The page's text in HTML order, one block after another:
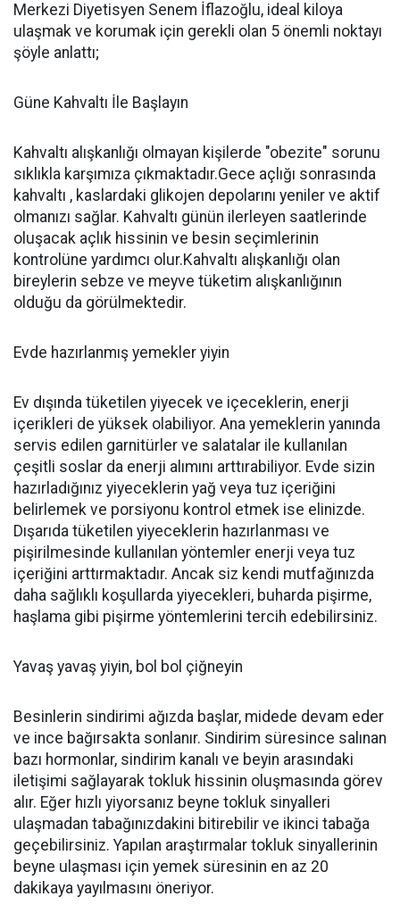
Merkezi Diyetisyen Senem İflazoğlu, ideal kiloya
ulaşmak ve korumak için gerekli olan 5 önemli noktayı
şöyle anlattı;
Güne Kahvaltı İle Başlayın
Kahvaltı alışkanlığı olmayan kişilerde "obezite" sorunu
sıklıkla karşımıza çıkmaktadır.Gece açlığı sonrasında
kahvaltı , kaslardaki glikojen depolarını yeniler ve aktif
olmanızı sağlar. Kahvaltı günün ilerleyen saatlerinde
oluşacak açlık hissinin ve besin seçimlerinin
kontrolüne yardımcı olur.Kahvaltı alışkanlığı olan
bireylerin sebze ve meyve tüketim alışkanlığının
olduğu da görülmektedir.
Evde hazırlanmış yemekler yiyin
Ev dışında tüketilen yiyecek ve içeceklerin, enerji
içerikleri de yüksek olabiliyor. Ana yemeklerin yanında
servis edilen garnitürler ve salatalar ile kullanılan
çeşitli soslar da enerji alımını arttırabiliyor. Evde sizin
hazırladığınız yiyeceklerin yağ veya tuz içeriğini
belirlemek ve porsiyonu kontrol etmek ise elinizde.
Dışarıda tüketilen yiyeceklerin hazırlanması ve
pişirilmesinde kullanılan yöntemler enerji veya tuz
içeriğini arttırmaktadır. Ancak siz kendi mutfağınızda
daha sağlıklı koşullarda yiyecekleri, buharda pişirme,
haşlama gibi pişirme yöntemlerini tercih edebilirsiniz.
Yavaş yavaş yiyin, bol bol çiğneyin
Besinlerin sindirimi ağızda başlar, midede devam eder
ve ince bağırsakta sonlanır. Sindirim süresince salınan
bazı hormonlar, sindirim kanalı ve beyin arasındaki
iletişimi sağlayarak tokluk hissinin oluşmasında görev
alır. Eğer hızlı yiyorsanız beyne tokluk sinyalleri
ulaşmadan tabağınızdakini bitirebilir ve ikinci tabağa
geçebilirsiniz. Yapılan araştırmalar tokluk sinyallerinin
beyne ulaşması için yemek süresinin en az 20
dakikaya yayılmasını öneriyor.